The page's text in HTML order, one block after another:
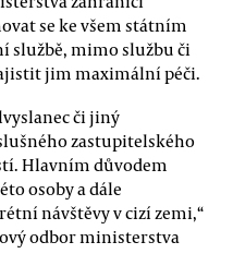
se ke všem státním
službě, mimo službu či
jim maximální péči.
či jiný
zastupitelského
Hlavním důvodem
osoby a dále
návštěvy v cizí zemi,“
odbor ministerstva